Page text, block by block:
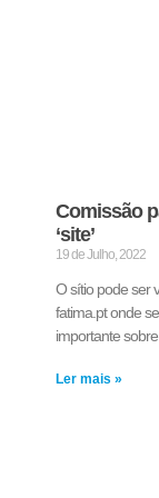
Comissão
‘site’
19 de Julho, 2022
O sítio pode ser
fatima.pt onde
importante
Ler mais »